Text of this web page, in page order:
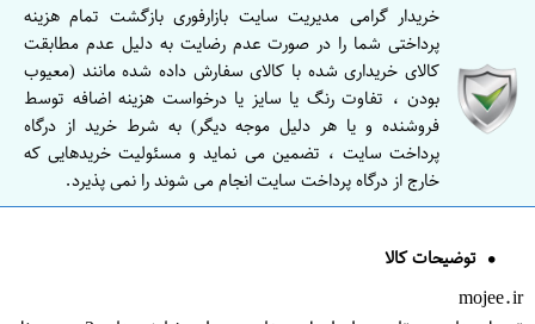
خریدار گرامی مدیریت سایت بازارفوری بازگشت تمام هزینه
پرداختی شما را در صورت عدم رضایت به دلیل عدم مطابقت
کالای خریداری شده با کالای سفارش داده شده مانند (معیوب
بودن ، تفاوت رنگ یا سایز یا درخواست هزینه اضافه توسط
فروشنده و یا هر دلیل موجه دیگر) به شرط خرید از درگاه
پرداخت سایت ، تضمین می نماید و مسئولیت خریدهایی که
خارج از درگاه پرداخت سایت انجام می شوند را نمی پذیرد.
توضیحات کالا
mojee.ir